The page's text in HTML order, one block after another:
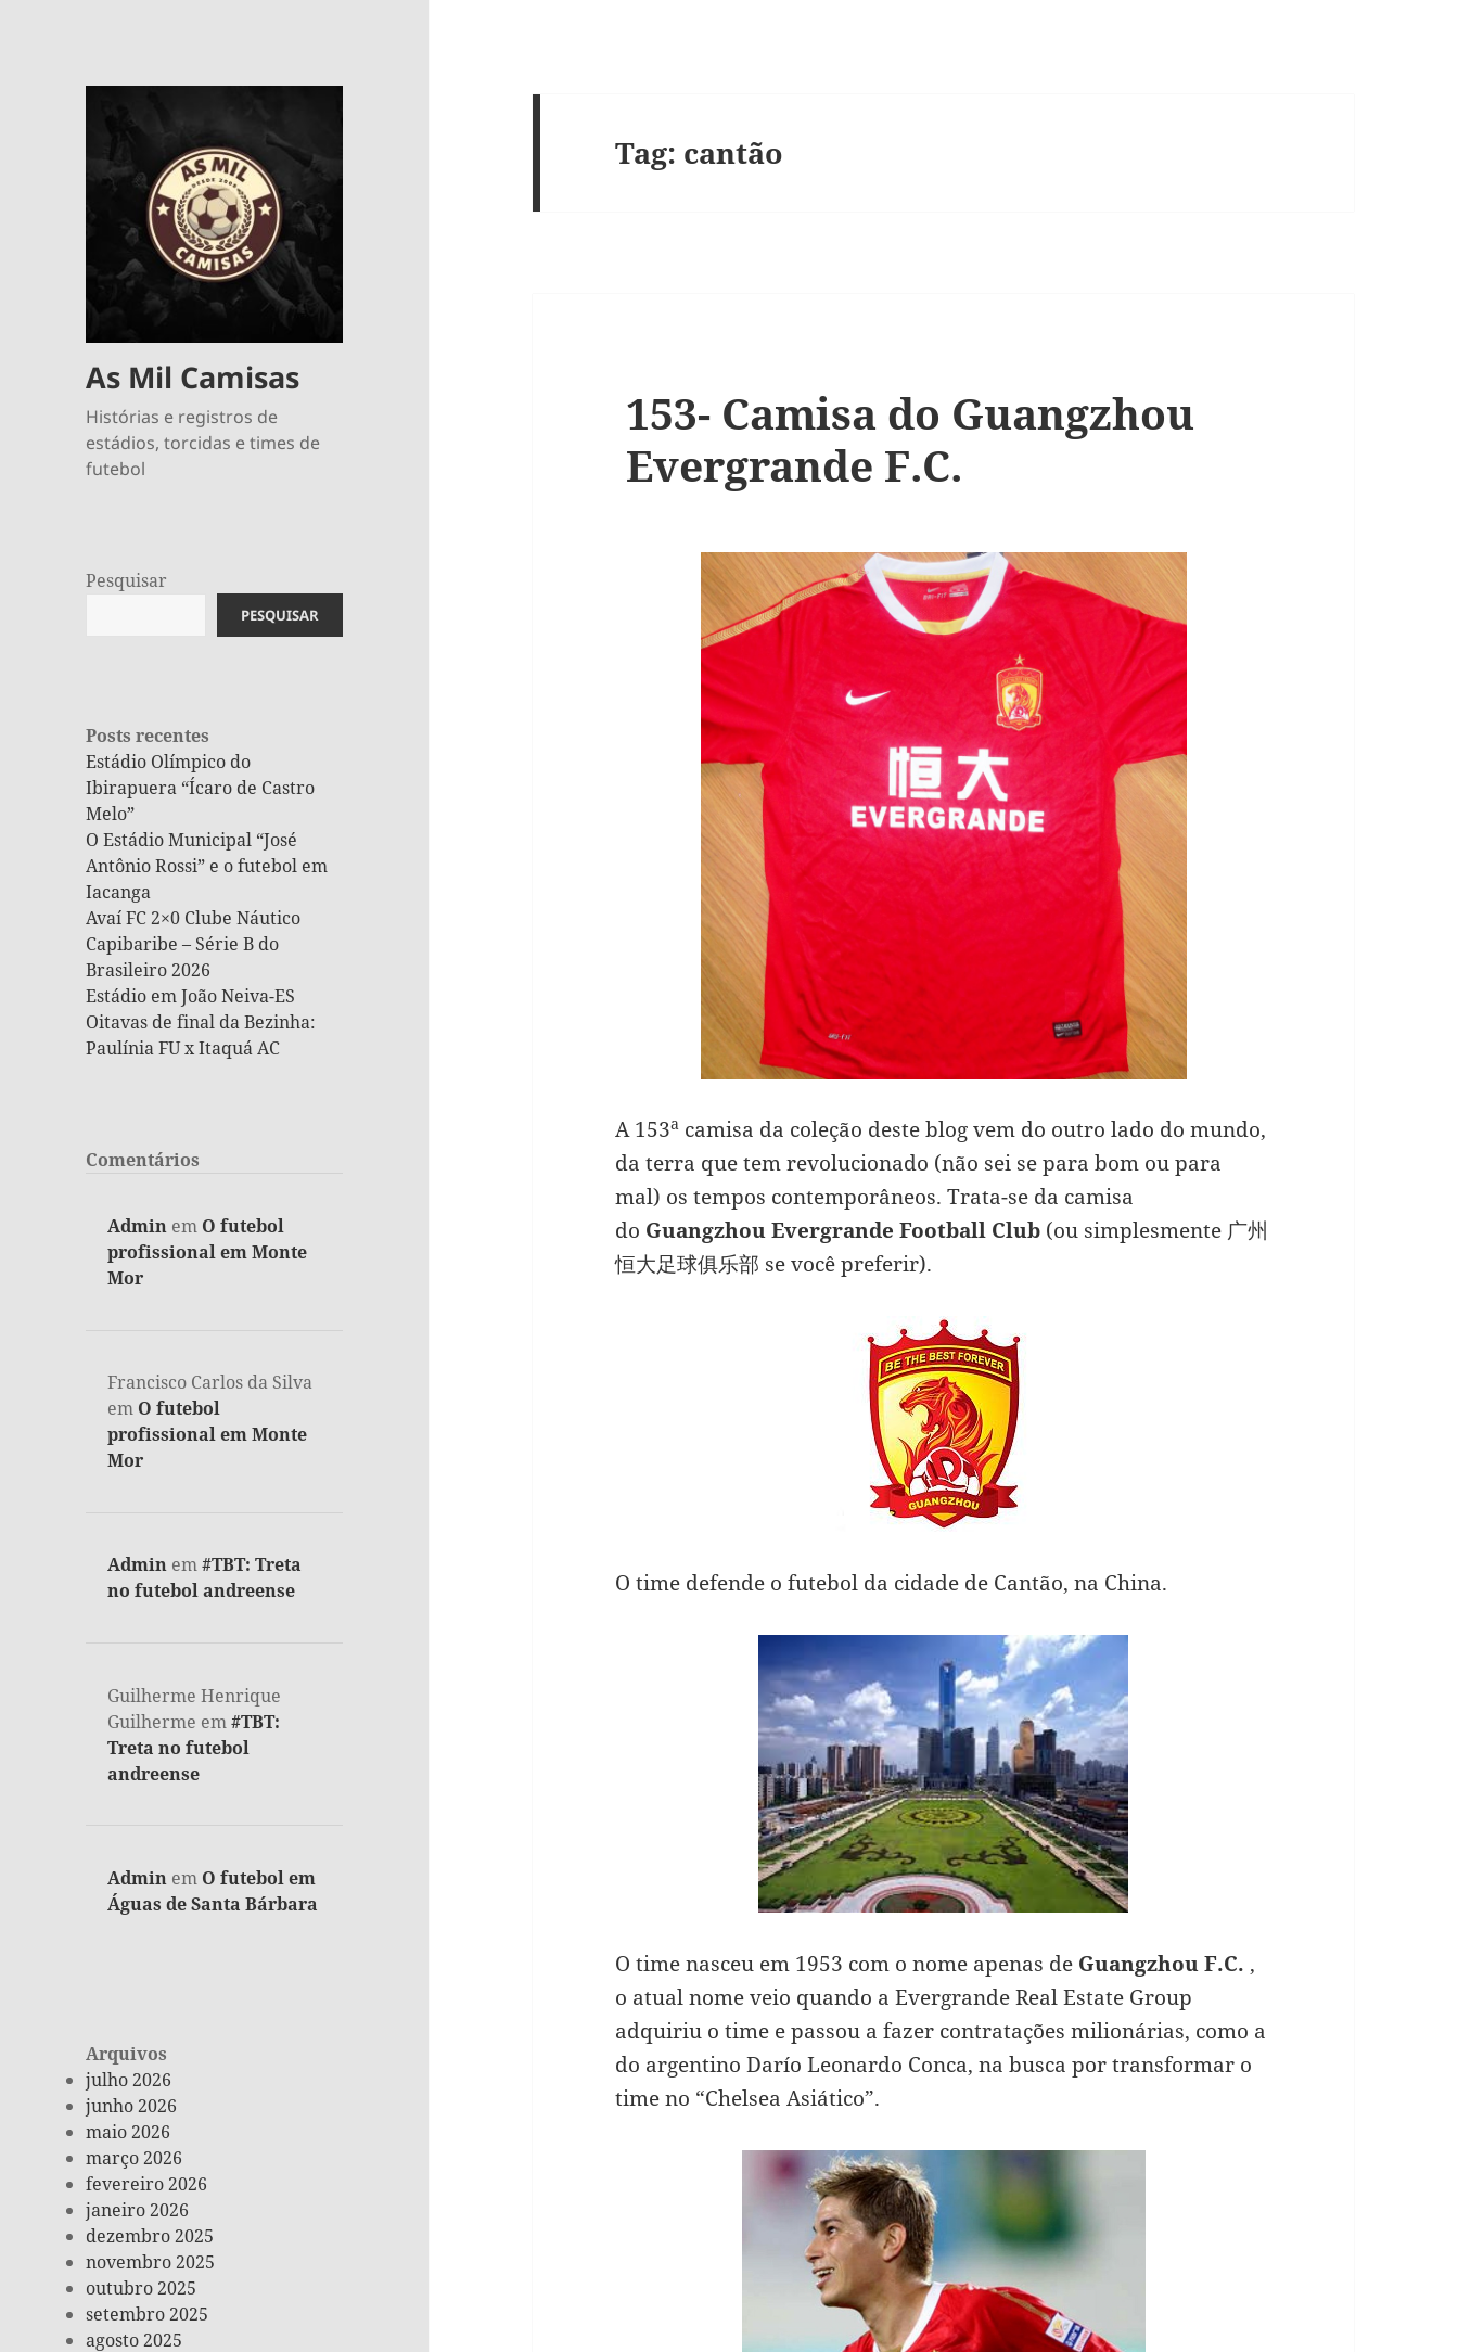
As Mil Camisas
Histórias e registros de
estádios, torcidas e times de
futebol
Pesquisar
PESQUISAR
Posts recentes
Estádio Olímpico do
Ibirapuera “Ícaro de Castro
Melo”
O Estádio Municipal “José
Antônio Rossi” e o futebol em
Iacanga
Avaí FC 2×0 Clube Náutico
Capibaribe – Série B do
Brasileiro 2026
Estádio em João Neiva-ES
Oitavas de final da Bezinha:
Paulínia FU x Itaquá AC
Comentários
Admin em O futebol
profissional em Monte
Mor
Francisco Carlos da Silva
em O futebol
profissional em Monte
Mor
Admin em#TBT: Treta
no futebol andreense
Guilherme Henrique
Guilherme em#TBT:
Treta no futebol
andreense
Admin em O futebol em
Águas de Santa Bárbara
Arquivos
julho 2026
junho 2026
maio 2026
março 2026
fevereiro 2026
janeiro 2026
dezembro 2025
novembro 2025
outubro 2025
setembro 2025
agosto 2025
Tag: cantão
153- Camisa do Guangzhou
Evergrande F.C.
A 153acamisa da coleção deste blog vem do outro lado do mundo,
da terra que tem revolucionado (não sei se para bom ou para
mal) os tempos contemporâneos. Trata-se da camisa
do Guangzhou Evergrande Football Club(ou simplesmente 广州
恒大足球俱乐部 se você preferir).
O time defende o futebol da cidade de Cantão, na China.
O time nasceu em 1953 com o nome apenas de Guangzhou F.C. ,
o atual nome veio quando a Evergrande Real Estate Group
adquiriu o time e passou a fazer contratações milionárias, como a
do argentino Darío Leonardo Conca, na busca por transformar o
time no “Chelsea Asiático”.